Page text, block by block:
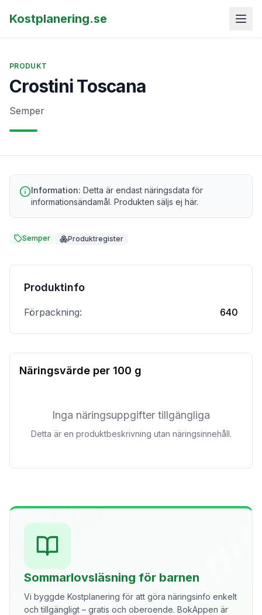
Kostplanering.se
PRODUKT
Crostini Toscana
Semper
Information: Detta är endast näringsdata för
informationsändamål. Produkten säljs ej här.
Semper Produktregister
Produktinfo
Förpackning: 640
Näringsvärde per 100 g
Inga näringsuppgifter tillgängliga
Detta är en produktbeskrivning utan näringsinnehåll.
Sommarlovsläsning för barnen
Vi byggde Kostplanering för att göra näringsinfo enkelt
och tillgängligt – gratis och oberoende. BokAppen är